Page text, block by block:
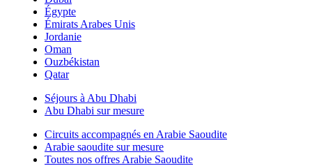
Égypte
Émirats Arabes Unis
Jordanie
Oman
Ouzbékistan
Qatar
Séjours à Abu Dhabi
Abu Dhabi sur mesure
Circuits accompagnés en Arabie Saoudite
Arabie saoudite sur mesure
Toutes nos offres Arabie Saoudite